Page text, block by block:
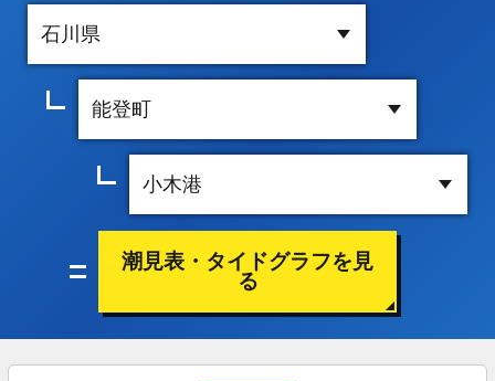
潮見表・タイドグラフを見
る